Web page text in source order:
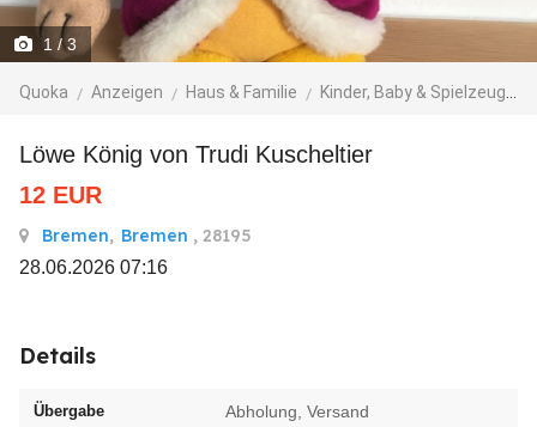
1 / 3
Quoka Anzeigen Haus & Familie Kinder, Baby & Spielzeug
Löwe König von Trudi Kuscheltier
12 EUR
Bremen, Bremen , 28195
28.06.2026 07:16
Details
Übergabe Abholung, Versand